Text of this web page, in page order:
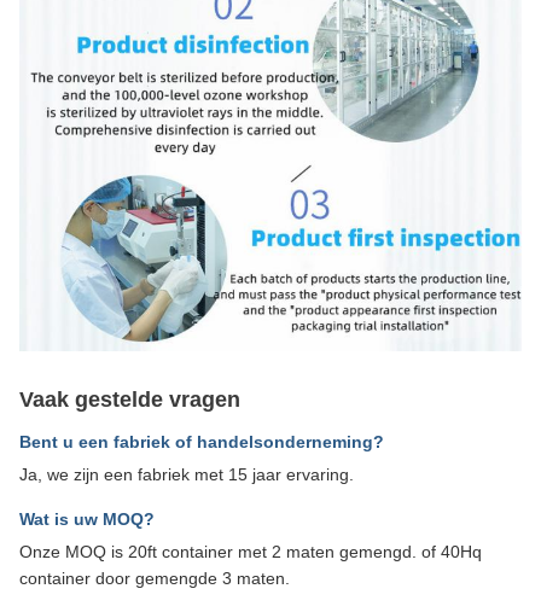
Vaak gestelde vragen
Bent u een fabriek of handelsonderneming?
Ja, we zijn een fabriek met 15 jaar ervaring.
Wat is uw MOQ?
Onze MOQ is 20ft container met 2 maten gemengd. of 40Hq
container door gemengde 3 maten.